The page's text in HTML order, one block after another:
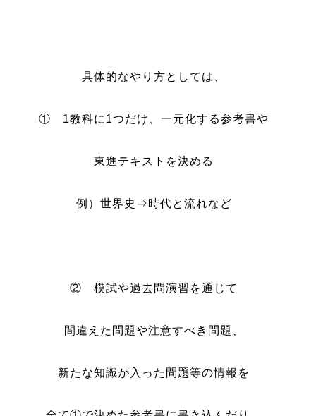
具体的なやり方としては、
① 1教科に1つだけ、一元化する参考書や
東進テキストを決める
例）世界史⇒時代と流れなど
② 模試や過去問演習を通じて
間違えた問題や注意すべき問題、
新たな知識が入った問題等の情報を